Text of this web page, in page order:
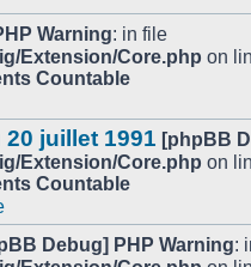
Warning: in file
Extension/Core.php on
Countable
juillet 1991 [phpBB
Extension/Core.php on
Countable
Debug] PHP Warning: